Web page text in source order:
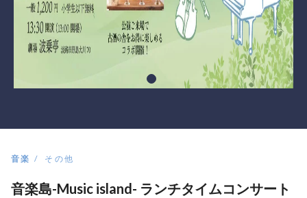
音楽 その他
音楽島-Music island- ランチタイムコンサート